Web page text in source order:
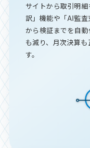
サイトから取引明
訳」機能や「AI監
から検証までを自
も減り、月次決算
す。